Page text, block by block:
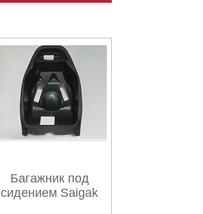
Багажник под
сидением Saigak